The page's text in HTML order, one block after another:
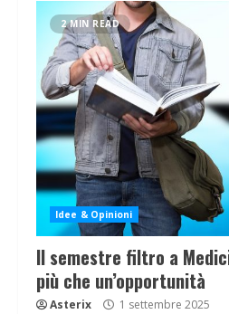
2 MIN READ
Idee & Opinioni
Il semestre filtro a
più che un’opportunità
Asterix 1 settembre 2025